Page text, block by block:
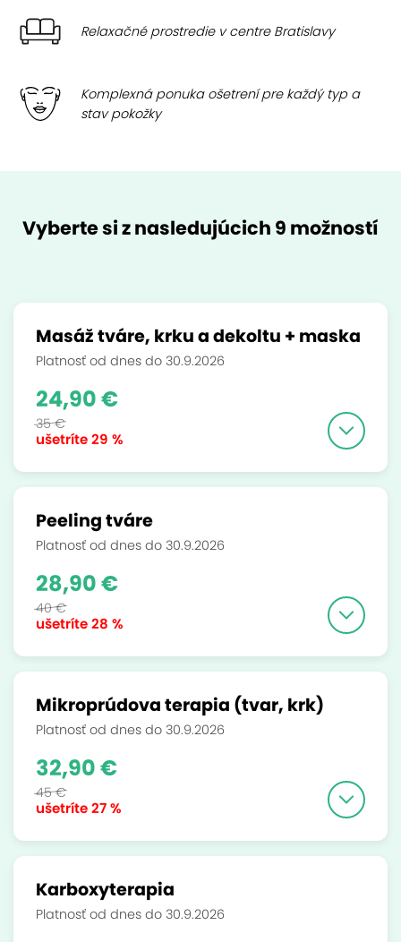
Relaxačné prostredie v centre Bratislavy
Komplexná ponuka ošetrení pre každý typ a
stav pokožky
Vyberte si z nasledujúcich 9 možností
Masáž tváre, krku a dekoltu + maska
Platnosť od dnes do 30.9.2026
ušetríte29 %
24,90 €
35 €
Peeling tváre
Platnosť od dnes do 30.9.2026
ušetríte28 %
28,90 €
40 €
Mikroprúdova terapia (tvar, krk)
Platnosť od dnes do 30.9.2026
ušetríte27 %
32,90 €
45 €
Karboxyterapia
Platnosť od dnes do 30.9.2026